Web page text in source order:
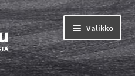
Valikko